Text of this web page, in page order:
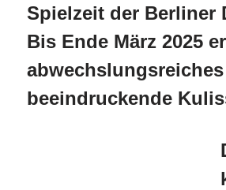
Spielzeit der Berliner
Bis Ende März 2025
beeindruckende